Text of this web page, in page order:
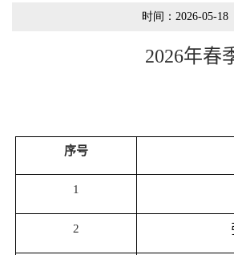
时间：2026-05-18
2026年春
序号
1
2